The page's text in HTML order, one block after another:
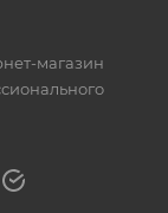
магазин